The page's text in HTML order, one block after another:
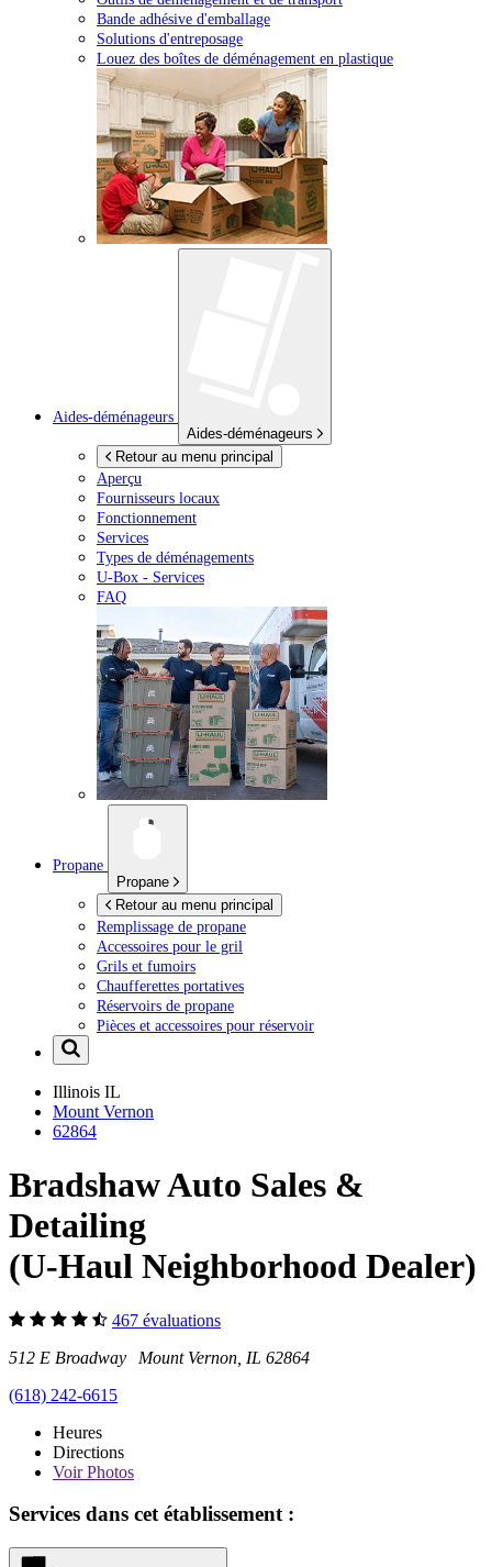
Bande adhésive d'emballage
Solutions d'entreposage
Louez des boîtes de déménagement en plastique
Aides-déménageurs
Aides-déménageurs
Retour au menu principal
Aperçu
Fournisseurs locaux
Fonctionnement
Services
Types de déménagements
U-Box - Services
FAQ
Propane
Propane
Retour au menu principal
Remplissage de propane
Accessoires pour le gril
Grils et fumoirs
Chaufferettes portatives
Réservoirs de propane
Pièces et accessoires pour réservoir
Illinois IL
Mount Vernon
62864
Bradshaw Auto Sales &
Detailing
(U-Haul Neighborhood Dealer)
467 évaluations
512 E Broadway Mount Vernon, IL 62864
(618) 242-6615
Heures
Directions
VoirPhotos
Services dans cet établissement :